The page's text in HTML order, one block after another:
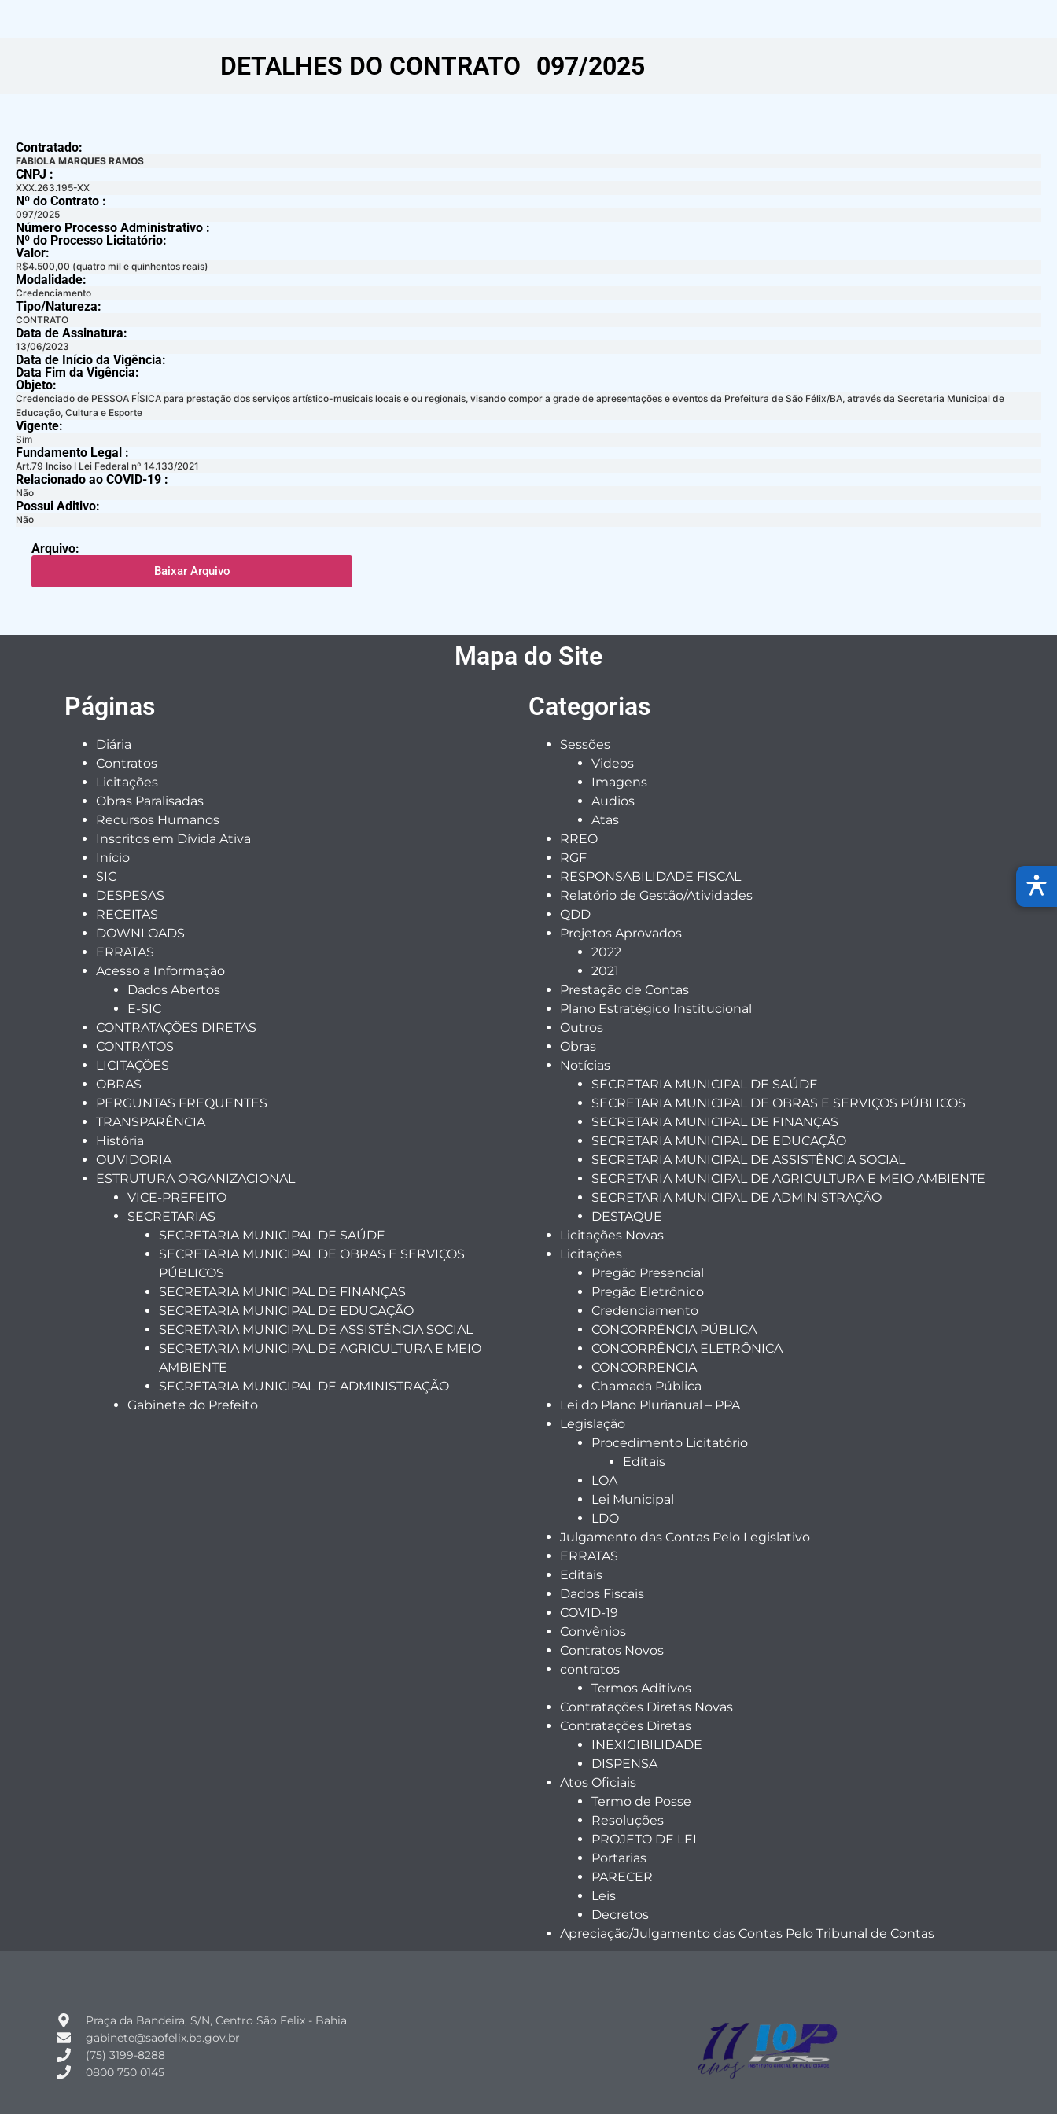
DETALHES DO CONTRATO​ 097/2025
Contratado:
FABIOLA MARQUES RAMOS
CNPJ :
XXX.263.195-XX
Nº do Contrato :
097/2025
Número Processo Administrativo :
Nº do Processo Licitatório:
Valor:
R$4.500,00 (quatro mil e quinhentos reais)
Modalidade:
Credenciamento
Tipo/Natureza:
CONTRATO
Data de Assinatura:
13/06/2023
Data de Início da Vigência:
Data Fim da Vigência:
Objeto:
Credenciado de PESSOA FÍSICA para prestação dos serviços artístico-musicais locais e ou regionais, visando compor a grade de apresentações e eventos da Prefeitura de São Félix/BA, através da Secretaria Municipal de
Educação, Cultura e Esporte
Vigente:
Sim
Fundamento Legal :​
Art.79 Inciso I Lei Federal nº 14.133/2021
Relacionado ao COVID-19 :​
Não
Possui Aditivo:​
Não
Arquivo:
Baixar Arquivo
Mapa do Site
Páginas
Diária
Contratos
Licitações
Obras Paralisadas
Recursos Humanos
Inscritos em Dívida Ativa
Início
SIC
DESPESAS
RECEITAS
DOWNLOADS
ERRATAS
Acesso a Informação
Dados Abertos
E-SIC
CONTRATAÇÕES DIRETAS
CONTRATOS
LICITAÇÕES
OBRAS
PERGUNTAS FREQUENTES
TRANSPARÊNCIA
História
OUVIDORIA
ESTRUTURA ORGANIZACIONAL
VICE-PREFEITO
SECRETARIAS
SECRETARIA MUNICIPAL DE SAÚDE
SECRETARIA MUNICIPAL DE OBRAS E SERVIÇOS
PÚBLICOS
SECRETARIA MUNICIPAL DE FINANÇAS
SECRETARIA MUNICIPAL DE EDUCAÇÃO
SECRETARIA MUNICIPAL DE ASSISTÊNCIA SOCIAL
SECRETARIA MUNICIPAL DE AGRICULTURA E MEIO
AMBIENTE
SECRETARIA MUNICIPAL DE ADMINISTRAÇÃO
Gabinete do Prefeito
Categorias
Sessões
Videos
Imagens
Audios
Atas
RREO
RGF
RESPONSABILIDADE FISCAL
Relatório de Gestão/Atividades
QDD
Projetos Aprovados
2022
2021
Prestação de Contas
Plano Estratégico Institucional
Outros
Obras
Notícias
SECRETARIA MUNICIPAL DE SAÚDE
SECRETARIA MUNICIPAL DE OBRAS E SERVIÇOS PÚBLICOS
SECRETARIA MUNICIPAL DE FINANÇAS
SECRETARIA MUNICIPAL DE EDUCAÇÃO
SECRETARIA MUNICIPAL DE ASSISTÊNCIA SOCIAL
SECRETARIA MUNICIPAL DE AGRICULTURA E MEIO AMBIENTE
SECRETARIA MUNICIPAL DE ADMINISTRAÇÃO
DESTAQUE
Licitações Novas
Licitações
Pregão Presencial
Pregão Eletrônico
Credenciamento
CONCORRÊNCIA PÚBLICA
CONCORRÊNCIA ELETRÔNICA
CONCORRENCIA
Chamada Pública
Lei do Plano Plurianual – PPA
Legislação
Procedimento Licitatório
Editais
LOA
Lei Municipal
LDO
Julgamento das Contas Pelo Legislativo
ERRATAS
Editais
Dados Fiscais
COVID-19
Convênios
Contratos Novos
contratos
Termos Aditivos
Contratações Diretas Novas
Contratações Diretas
INEXIGIBILIDADE
DISPENSA
Atos Oficiais
Termo de Posse
Resoluções
PROJETO DE LEI
Portarias
PARECER
Leis
Decretos
Apreciação/Julgamento das Contas Pelo Tribunal de Contas
Praça da Bandeira, S/N, Centro São Felix - Bahia
gabinete@saofelix.ba.gov.br
(75) 3199-8288
0800 750 0145